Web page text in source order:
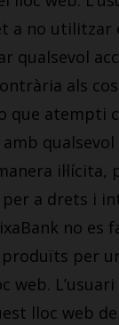
a no utilitzar
qualsevol
als
que atempti
qualsevol
il·lícita,
a drets i
no es
produïts per
web.
lloc web